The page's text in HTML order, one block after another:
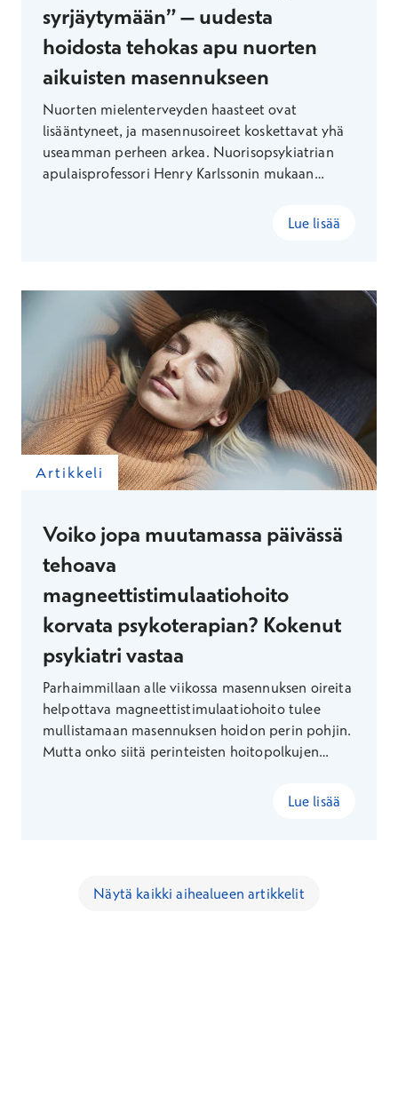
syrjäytymään” – uudesta
hoidosta tehokas apu nuorten
aikuisten masennukseen
Nuorten mielenterveyden haasteet ovat
lisääntyneet, ja masennusoireet koskettavat yhä
useamman perheen arkea. Nuorisopsykiatrian
apulaisprofessori Henry Karlssonin mukaan
voivat ratkaista monen nuoren ongelmat.Lue lisää
Artikkeli
Voiko jopa muutamassa päivässä
tehoava
magneettistimulaatiohoito
korvata psykoterapian? Kokenut
psykiatri vastaa
Parhaimmillaan alle viikossa masennuksen oireita
helpottava magneettistimulaatiohoito tulee
mullistamaan masennuksen hoidon perin pohjin.
Mutta onko siitä perinteisten hoitopolkujen
kehitetyillä psykoterapeuttisilla menetelmillä yhä
Lue lisää
Näytä kaikki aihealueen artikkelit